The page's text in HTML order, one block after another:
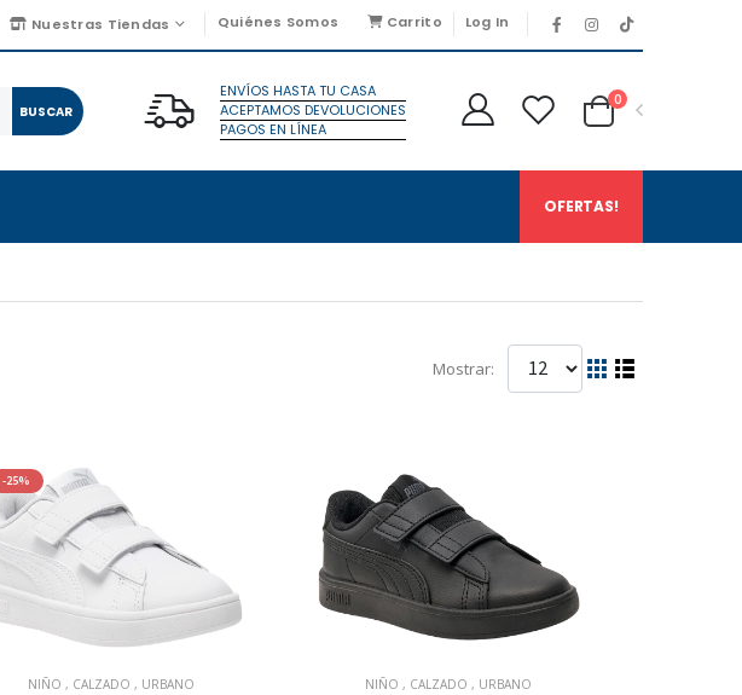
Nuestras Tiendas Quiénes Somos Carrito Log In
BUSCAR
ENVÍOS HASTA TU CASA
ACEPTAMOS DEVOLUCIONES
PAGOS EN LÍNEA
0
OFERTAS!
Mostrar:
-25%
NIÑO , CALZADO , URBANO
NIÑO, CALZADO, URBANO